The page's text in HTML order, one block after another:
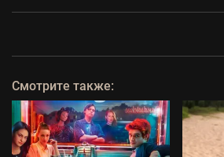
Смотрите также: